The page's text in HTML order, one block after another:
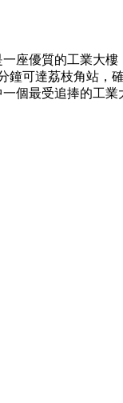
座優質的工業大
鐘可達荔枝角站
個最受追捧的工業